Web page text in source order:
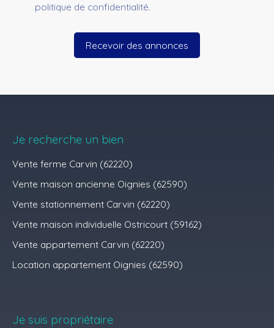
politique de confidentialité.
Recevoir des annonces
Je recherche un bien
Vente ferme Carvin (62220)
Vente maison ancienne Oignies (62590)
Vente stationnement Carvin (62220)
Vente maison individuelle Ostricourt (59162)
Vente appartement Carvin (62220)
Location appartement Oignies (62590)
Je suis propriétaire